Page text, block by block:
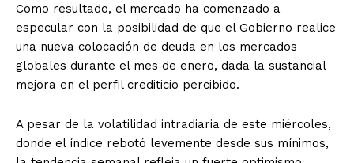
Como resultado, el mercado ha comenzado a
especular con la posibilidad de que el Gobierno realice
una nueva colocación de deuda en los mercados
globales durante el mes de enero, dada la sustancial
mejora en el perfil crediticio percibido.
A pesar de la volatilidad intradiaria de este miércoles,
donde el índice rebotó levemente desde sus mínimos,